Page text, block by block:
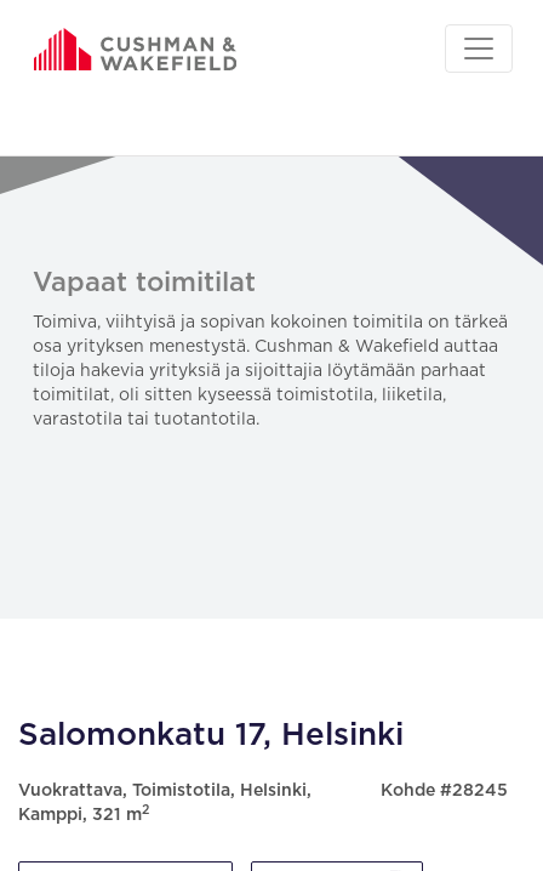
Vapaat toimitilat
Toimiva, viihtyisä ja sopivan kokoinen toimitila on tärkeä
osa yrityksen menestystä. Cushman & Wakefield auttaa
tiloja hakevia yrityksiä ja sijoittajia löytämään parhaat
toimitilat, oli sitten kyseessä toimistotila, liiketila,
varastotila tai tuotantotila.
Salomonkatu 17, Helsinki
Vuokrattava, Toimistotila, Helsinki,
Kamppi, 321 m2
Kohde #28245